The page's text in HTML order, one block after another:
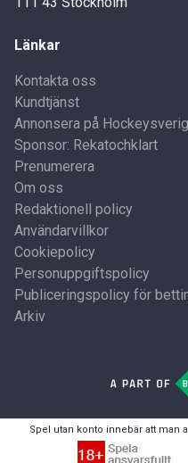
Länkar
Kontakta oss
Kundtjänst
Annonsera på
Sponsor: Rekatochklart
Prenumerera
Om oss
Redaktionell policy
Användarvillkor
Cookiepolicy
Personuppgiftspolicy
Publiceringspolicy för
Arkiv
Spel utan konto innebär att man